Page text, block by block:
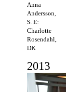
Anna
Andersson,
S. E:
Charlotte
Rosendahl,
DK
2013